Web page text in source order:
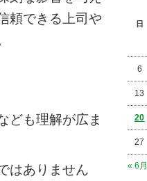
頼できる上司や
ども理解が広ま
はありません
日
« 6月
6
13
20
27